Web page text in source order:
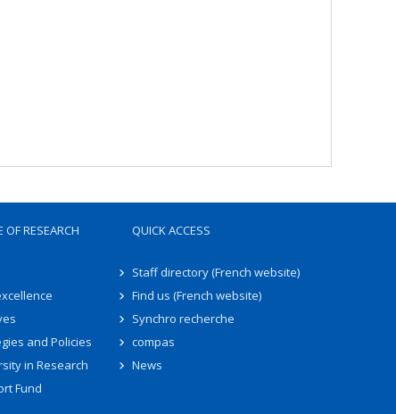
OF RESEARCH
and Policies
in Research
Fund
QUICK ACCESS
Staff directory (French website)
Find us (French website)
Synchro recherche
compas
News